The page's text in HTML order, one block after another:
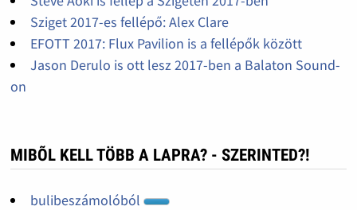
Sziget 2017-es fellépő: Alex Clare
EFOTT 2017: Flux Pavilion is a fellépők között
Jason Derulo is ott lesz 2017-ben a Balaton Sound-
on
MIBÕL KELL TÖBB A LAPRA? - SZERINTED?!
bulibeszámolóból